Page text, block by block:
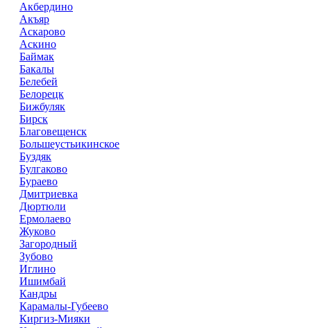
Акбердино
Акъяр
Аскарово
Аскино
Баймак
Бакалы
Белебей
Белорецк
Бижбуляк
Бирск
Благовещенск
Большеустьикинское
Буздяк
Булгаково
Бураево
Дмитриевка
Дюртюли
Ермолаево
Жуково
Загородный
Зубово
Иглино
Ишимбай
Кандры
Карамалы-Губеево
Киргиз-Мияки